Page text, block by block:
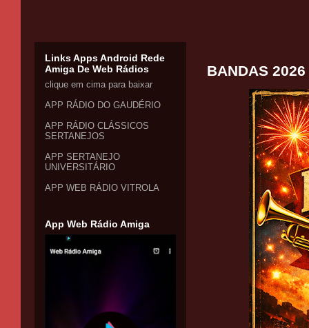
BANDAS
Links Apps Android Rede
Amiga De Web Rádios
clique em cima para baixar
APP RÁDIO DO GAUDÉRIO
APP RÁDIO CLÁSSICOS
SERTANEJOS
APP SERTANEJO
UNIVERSITÁRIO
APP WEB RÁDIO VITROLA
App Web Rádio Amiga